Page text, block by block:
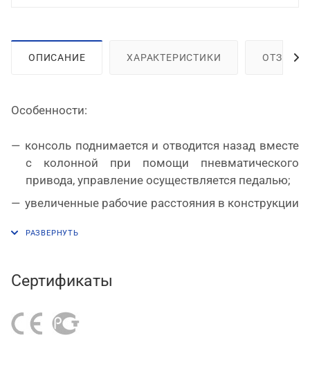
ОПИСАНИЕ ХАРАКТЕРИСТИКИ ОТЗЫВЫ
Особенности:
консоль поднимается и отводится назад вместе
с колонной при помощи пневматического
привода, управление осуществляется педалью;
увеличенные рабочие расстояния в конструкции
до 355 мм и диаметром до 1040 мм;
самоцентрирующимся четырехкулачковым
двухпозиционные;
электродвигатель инверторного типа
Сертификаты